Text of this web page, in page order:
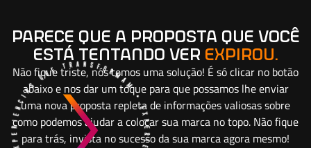
parece que a proposta que você
está tentando ver expirou.
Não fique triste, nós temos uma solução! É só clicar no botão
abaixo e nos dar um toque para que possamos lhe enviar
uma nova proposta repleta de informações valiosas sobre
como podemos ajudar a colocar sua marca no topo. Não fique
para trás, invista no sucesso da sua marca agora mesmo!